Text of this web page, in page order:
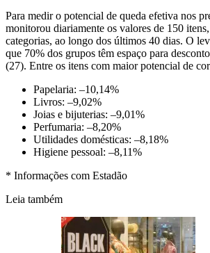
Para medir o potencial de queda efetiva nos
monitorou diariamente os valores de 150
categorias, ao longo dos últimos 40 dias. O
que 70% dos grupos têm espaço para
(27). Entre os itens com maior potencial de
Papelaria: –10,14%
Livros: –9,02%
Joias e bijuterias: –9,01%
Perfumaria: –8,20%
Utilidades domésticas: –8,18%
Higiene pessoal: –8,11%
* Informações com Estadão
Leia também